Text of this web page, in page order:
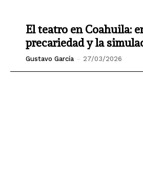
El teatro en Coahuila:
precariedad y la
Gustavo García - 27/03/2026